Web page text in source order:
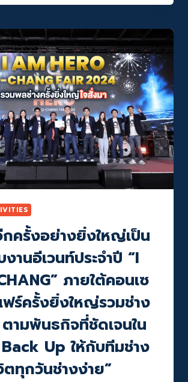
ข้า
ครงการ
ซ่อม
ร้าง
ข’
ดย
รม
ฒน์
พื่อ
นฟู
ระสบ
ทกภัย
าค
ต้
ครั้งอย่างยิ่งใหญ่เป็น
านอีเวนท์ประจำปี “I
ภายใต้คอนเซ
ร์ครั้งยิ่งใหญ่รวมช่าง
ามพันธกิจที่ชัดเจนใน
Back Up ให้กับทีมช่าง
ตทุกวันช่างง่าย”